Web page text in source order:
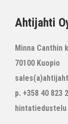
Ahtijahti
Minna Canthin
70100 Kuopio
p. +358 40 823